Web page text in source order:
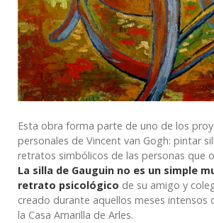
Esta obra forma parte de uno de los
personales de Vincent van Gogh: pintar
retratos simbólicos de las personas que
La silla de Gauguin no es un simple
retrato psicológico de su amigo y
creado durante aquellos meses intensos
la Casa Amarilla de Arles.